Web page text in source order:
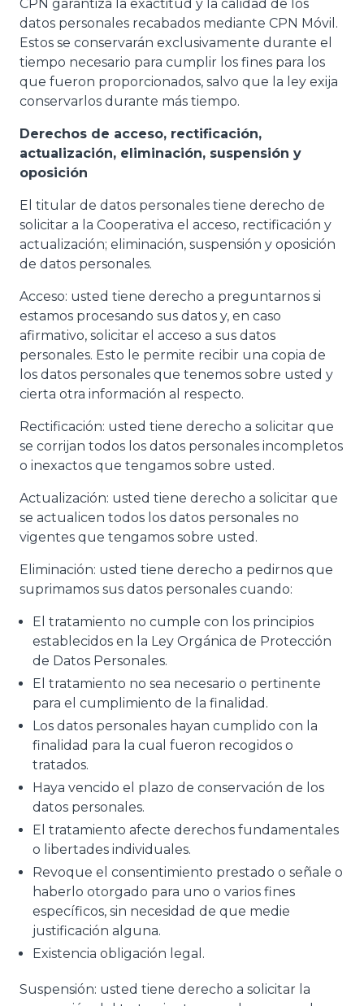
CPN garantiza la exactitud y la calidad de los
datos personales recabados mediante CPN Móvil.
Estos se conservarán exclusivamente durante el
tiempo necesario para cumplir los fines para los
que fueron proporcionados, salvo que la ley exija
conservarlos durante más tiempo.
Derechos de acceso, rectificación,
actualización, eliminación, suspensión y
oposición
El titular de datos personales tiene derecho de
solicitar a la Cooperativa el acceso, rectificación y
actualización; eliminación, suspensión y oposición
de datos personales.
Acceso: usted tiene derecho a preguntarnos si
estamos procesando sus datos y, en caso
afirmativo, solicitar el acceso a sus datos
personales. Esto le permite recibir una copia de
los datos personales que tenemos sobre usted y
cierta otra información al respecto.
Rectificación: usted tiene derecho a solicitar que
se corrijan todos los datos personales incompletos
o inexactos que tengamos sobre usted.
Actualización: usted tiene derecho a solicitar que
se actualicen todos los datos personales no
vigentes que tengamos sobre usted.
Eliminación: usted tiene derecho a pedirnos que
suprimamos sus datos personales cuando:
El tratamiento no cumple con los principios
establecidos en la Ley Orgánica de Protección
de Datos Personales.
El tratamiento no sea necesario o pertinente
para el cumplimiento de la finalidad.
Los datos personales hayan cumplido con la
finalidad para la cual fueron recogidos o
tratados.
Haya vencido el plazo de conservación de los
datos personales.
El tratamiento afecte derechos fundamentales
o libertades individuales.
Revoque el consentimiento prestado o señale o
haberlo otorgado para uno o varios fines
específicos, sin necesidad de que medie
justificación alguna.
Existencia obligación legal.
Suspensión: usted tiene derecho a solicitar la